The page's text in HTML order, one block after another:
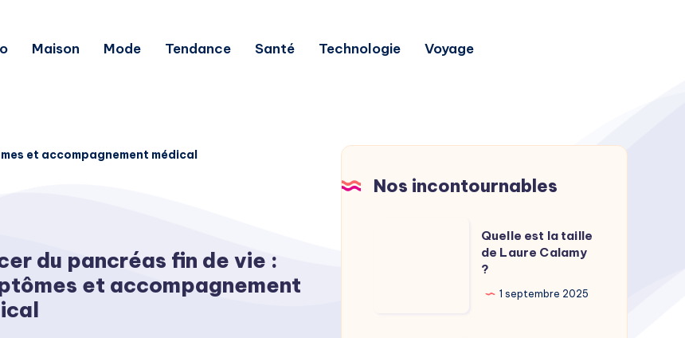
Maison Mode Tendance Santé Technologie Voyage
et accompagnement médical
du pancréas fin de vie :
et accompagnement
Nos incontournables
Quelle est la taille
de Laure Calamy
?
1 septembre 2025